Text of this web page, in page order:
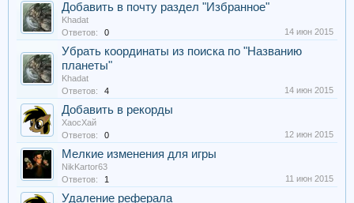
Добавить в почту раздел "Избранное"
Khadat
Ответов:
0 14 июн 2015
Убрать координаты из поиска по "Названию
планеты"
Khadat
Ответов:
4 14 июн 2015
Добавить в рекорды
ХаосХай
Ответов:
0 12 июн 2015
Мелкие изменения для игры
NikKartor63
Ответов:
1 11 июн 2015
Удаление реферала